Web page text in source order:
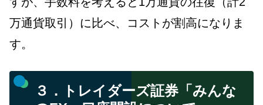
万通貨取引）に比べ、コストが割高になりま
す。
３．トレイダーズ証券「みんな